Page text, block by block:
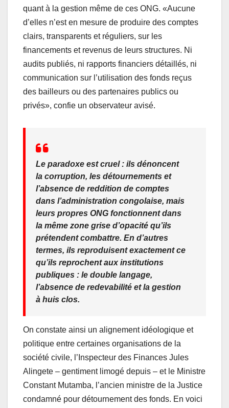
quant à la gestion même de ces ONG. «Aucune
d’elles n’est en mesure de produire des comptes
clairs, transparents et réguliers, sur les
financements et revenus de leurs structures. Ni
audits publiés, ni rapports financiers détaillés, ni
communication sur l’utilisation des fonds reçus
des bailleurs ou des partenaires publics ou
privés», confie un observateur avisé.
Le paradoxe est cruel : ils dénoncent
la corruption, les détournements et
l’absence de reddition de comptes
dans l’administration congolaise, mais
leurs propres ONG fonctionnent dans
la même zone grise d’opacité qu’ils
prétendent combattre. En d’autres
termes, ils reproduisent exactement ce
qu’ils reprochent aux institutions
publiques : le double langage,
l’absence de redevabilité et la gestion
à huis clos.
On constate ainsi un alignement idéologique et
politique entre certaines organisations de la
société civile, l’Inspecteur des Finances Jules
Alingete – gentiment limogé depuis – et le Ministre
Constant Mutamba, l’ancien ministre de la Justice
condamné pour détournement des fonds. En voici